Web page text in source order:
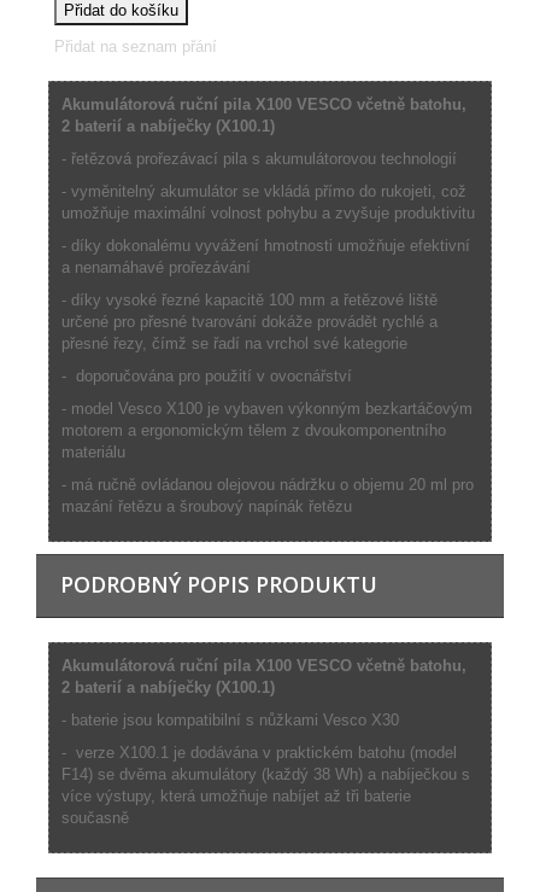
Přidat do košíku
Přidat na seznam přání
Akumulátorová ruční pila X100 VESCO včetně batohu,
2 baterií a nabíječky (X100.1)
- řetězová prořezávací pila s akumulátorovou technologií
- vyměnitelný akumulátor se vkládá přímo do rukojeti, což
umožňuje maximální volnost pohybu a zvyšuje produktivitu
- díky dokonalému vyvážení hmotnosti umožňuje efektivní
a nenamáhavé prořezávání
- díky vysoké řezné kapacitě 100 mm a řetězové liště
určené pro přesné tvarování dokáže provádět rychlé a
přesné řezy, čímž se řadí na vrchol své kategorie
- doporučována pro použití v ovocnářství
- model Vesco X100 je vybaven výkonným bezkartáčovým
motorem a ergonomickým tělem z dvoukomponentního
materiálu
- má ručně ovládanou olejovou nádržku o objemu 20 ml pro
mazání řetězu a šroubový napínák řetězu
PODROBNÝ POPIS PRODUKTU
Akumulátorová ruční pila X100 VESCO včetně batohu,
2 baterií a nabíječky (X100.1)
- baterie jsou kompatibilní s nůžkami Vesco X30
- verze X100.1 je dodávána v praktickém batohu (model
F14) se dvěma akumulátory (každý 38 Wh) a nabíječkou s
více výstupy, která umožňuje nabíjet až tři baterie
současně